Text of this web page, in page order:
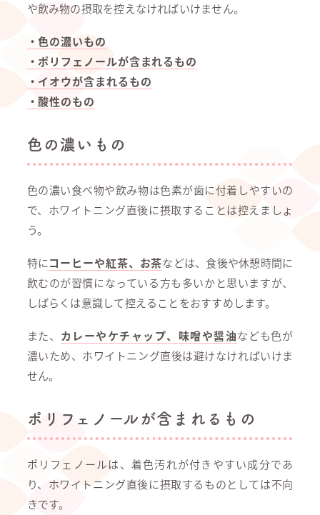
や飲み物の摂取を控えなければいけません。
・色の濃いもの
・ポリフェノールが含まれるもの
・イオウが含まれるもの
・酸性のもの
色の濃いもの
色の濃い食べ物や飲み物は色素が歯に付着しやすいの
で、ホワイトニング直後に摂取することは控えましょ
う。
特にコーヒーや紅茶、お茶などは、食後や休憩時間に
飲むのが習慣になっている方も多いかと思いますが、
しばらくは意識して控えることをおすすめします。
また、 カレーやケチャップ、味噌や醤油なども色が
濃いため、ホワイトニング直後は避けなければいけま
せん。
ポリフェノールが含まれるもの
ポリフェノールは、着色汚れが付きやすい成分であ
り、ホワイトニング直後に摂取するものとしては不向
きです。